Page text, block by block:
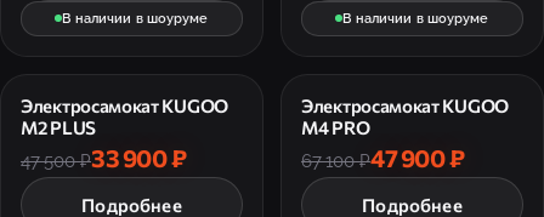
В наличии в шоуруме В наличии в шоуруме
Электросамокат KUGOO
M2 PLUS
47 500 ₽33 900 ₽
Подробнее
Электросамокат KUGOO
M4 PRO
67 100 ₽47 900 ₽
Подробнее